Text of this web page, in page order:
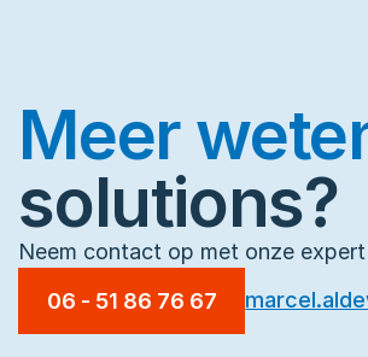
Meer
solutions?
Neem contact op met onze
06 - 51 86 76 67